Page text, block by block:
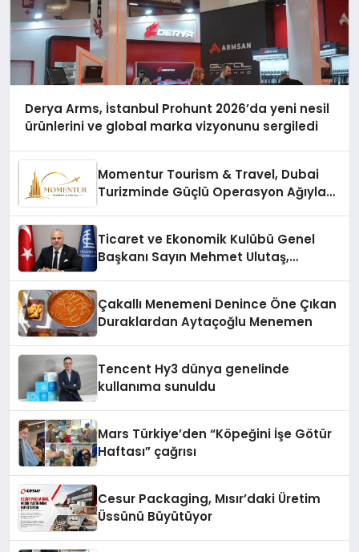
Derya Arms, İstanbul Prohunt 2026’da yeni nesil
ürünlerini ve global marka vizyonunu sergiledi
Momentur Tourism & Travel, Dubai
Turizminde Güçlü Operasyon Ağıyla
Ticaret ve Ekonomik Kulübü Genel
Başkanı Sayın Mehmet Ulutaş,
Çakallı Menemeni Denince Öne Çıkan
Duraklardan Aytaçoğlu Menemen
Tencent Hy3 dünya genelinde
kullanıma sunuldu
Mars Türkiye’den “Köpeğini İşe Götür
Haftası” çağrısı
Cesur Packaging, Mısır’daki Üretim
Üssünü Büyütüyor